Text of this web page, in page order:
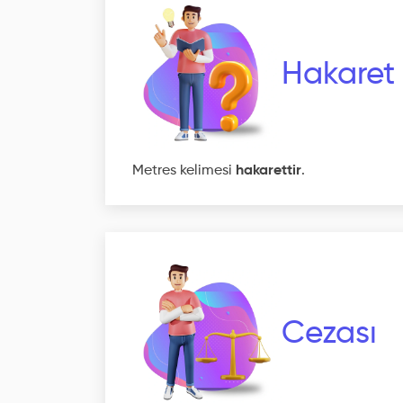
Hakaret
Metres kelimesi hakarettir.
Cezası